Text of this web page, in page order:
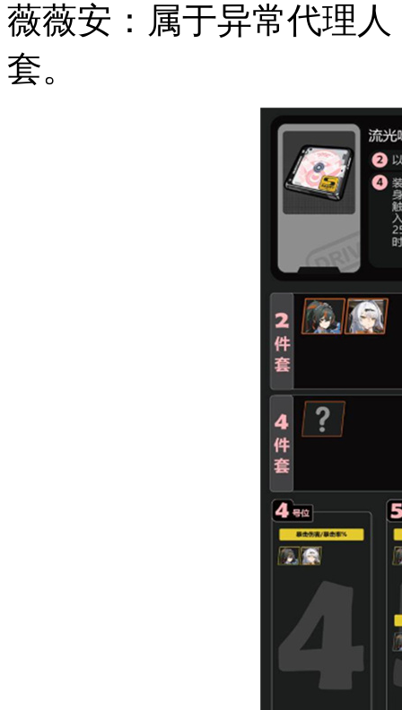
薇薇安：属于异常代理
套。